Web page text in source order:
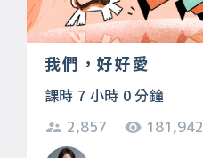
我們，好好愛
課時 7 小時 0 分鐘
2,857 181,942